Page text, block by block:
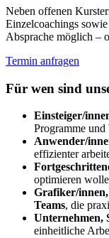
Neben offenen
Einzelcoachings sowie
Absprache möglich –
Termin anfragen
Für wen sind
Einsteiger/
Programme und
Anwender/
effizienter
optimieren
Grafiker/
Teams, die
Unternehmen,
einheitliche